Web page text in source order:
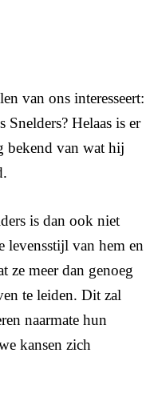
van ons interesseert:
Snelders? Helaas is er
bekend van wat hij
is dan ook niet
levensstijl van hem en
ze meer dan genoeg
te leiden. Dit zal
naarmate hun
kansen zich